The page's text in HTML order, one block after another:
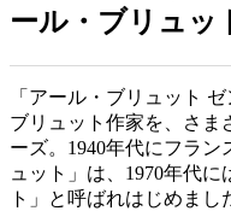
ール・ブリュ
「アール・ブリュット
ブリュット作家を、さま
ーズ。1940年代にフラン
ュット」は、1970年代
ト」と呼ばれはじめま